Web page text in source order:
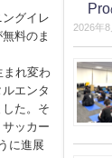
グイレ
料のま
まれ変わ
エンタ
た。そ
サッカー
に進展
2026年8